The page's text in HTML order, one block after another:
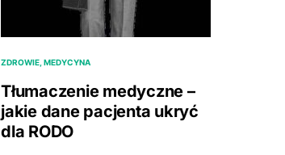
ZDROWIE, MEDYCYNA
Tłumaczenie medyczne –
jakie dane pacjenta ukryć
dla RODO